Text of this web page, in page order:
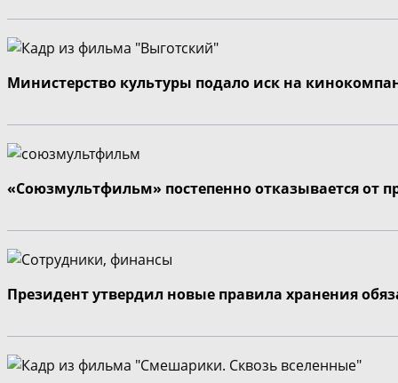
Министерство культуры подало иск на
«Союзмультфильм» постепенно отказывается от
Президент утвердил новые правила хранения